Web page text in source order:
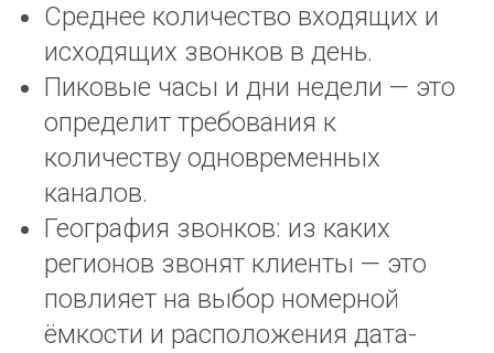
Среднее количество входящих и
исходящих звонков в день.
Пиковые часы и дни недели — это
определит требования к
количеству одновременных
каналов.
География звонков: из каких
регионов звонят клиенты — это
повлияет на выбор номерной
ёмкости и расположения дата-